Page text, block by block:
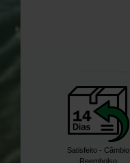
Satisfeito - Câmbio
Reembolso